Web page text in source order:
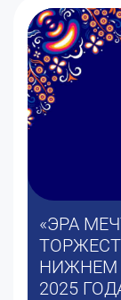
«ЭРА
НИЖНЕМ
2025